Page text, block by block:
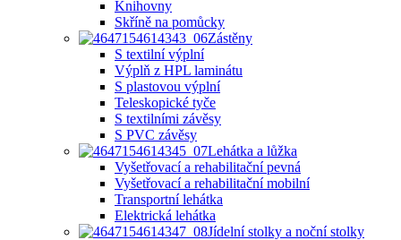
Knihovny
Skříně na pomůcky
Zástěny
S textilní výplní
Výplň z HPL laminátu
S plastovou výplní
Teleskopické tyče
S textilními závěsy
S PVC závěsy
Lehátka a lůžka
Vyšetřovací a rehabilitační pevná
Vyšetřovací a rehabilitační mobilní
Transportní lehátka
Elektrická lehátka
Jídelní stolky a noční stolky